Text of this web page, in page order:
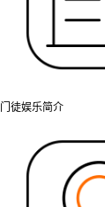
门徒娱乐简介